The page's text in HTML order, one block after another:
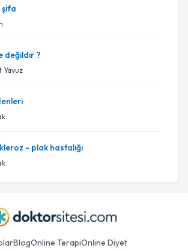
şifa
değildir ?
Yavuz
- plak hastalığı
BlogOnline TerapiOnline Diyet